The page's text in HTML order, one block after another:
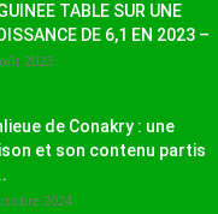
TABLE SUR UNE
DE 6,1 EN 2023 –
2023
de Conakry : une
et son contenu partis
2024